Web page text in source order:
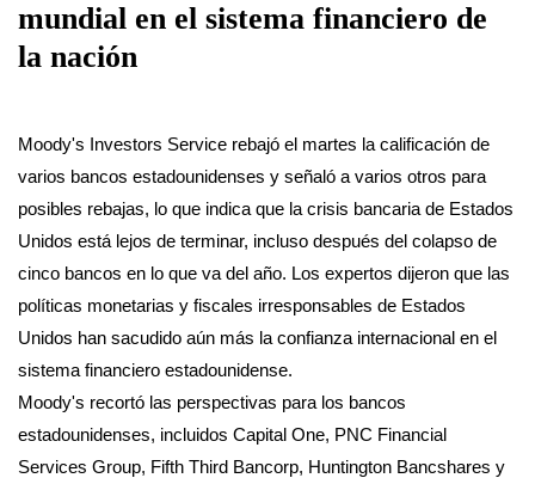
mundial en el sistema financiero de
la nación
Moody's Investors Service rebajó el martes la calificación de
varios bancos estadounidenses y señaló a varios otros para
posibles rebajas, lo que indica que la crisis bancaria de Estados
Unidos está lejos de terminar, incluso después del colapso de
cinco bancos en lo que va del año. Los expertos dijeron que las
políticas monetarias y fiscales irresponsables de Estados
Unidos han sacudido aún más la confianza internacional en el
sistema financiero estadounidense.
Moody's recortó las perspectivas para los bancos
estadounidenses, incluidos Capital One, PNC Financial
Services Group, Fifth Third Bancorp, Huntington Bancshares y